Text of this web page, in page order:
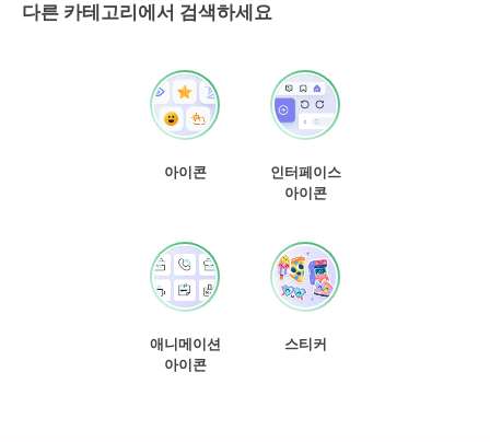
다른 카테고리에서 검색하세요
아이콘
인터페이스
아이콘
애니메이션
아이콘
스티커